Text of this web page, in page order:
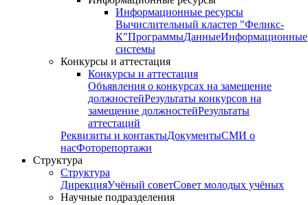
Информационные ресурсы
Вычислительный кластер "Феликс-
К"ПрограммыДанныеИнформационные
системы
Конкурсы и аттестация
Конкурсы и аттестация
Объявления о конкурсах на замещение
должностейРезультаты конкурсов на
замещение должностейРезультаты
аттестаций
Реквизиты и контактыДокументыСМИ о
насФоторепортажи
Структура
Структура
ДирекцияУчёный советСовет молодых учёных
Научные подразделения